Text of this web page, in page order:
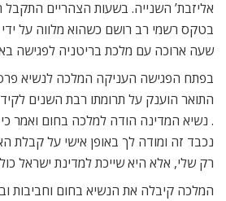
אליזבת’ השנייה. בשעות הצהריים התקבל
בטקס רשמי רב רושם כשהוא מלווה על
שעה ארוכה עם מלכת בריטניה לפגישה
בפתח הפגישה העניקה המלכה לנשיא
התואר הוענק על תרומתו רבת השנים
. נשיא המדינה הודה למלכה בחום ואמר
נכבד זה ומודה לך באופן אישי על קבלת
רק שלי, אלא היא שייכת למדינת ישראל
המלכה קיבלה את הנשיא בחום וחביבות